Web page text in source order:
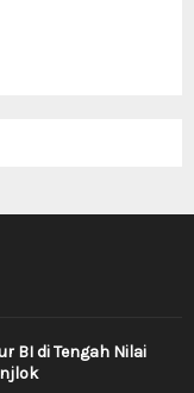
BI di Tengah Nilai